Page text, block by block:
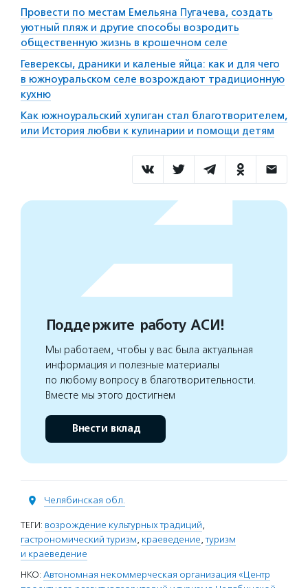
Провести по местам Емельяна Пугачева, создать
уютный пляж и другие способы возродить
общественную жизнь в крошечном селе
Геверексы, драники и каленые яйца: как и для чего
в южноуральском селе возрождают традиционную
кухню
Как южноуральский хулиган стал благотворителем,
или История любви к кулинарии и помощи детям
Поддержите работу АСИ!
Мы работаем, чтобы у вас была актуальная
информация и полезные материалы
по любому вопросу в благотворительности.
Вместе мы этого достигнем
Внести вклад
Челябинская обл.
ТЕГИ: возрождение культурных традиций,
гастрономический туризм, краеведение,туризм
и краеведение
НКО: Автономная некоммерческая организация «Центр